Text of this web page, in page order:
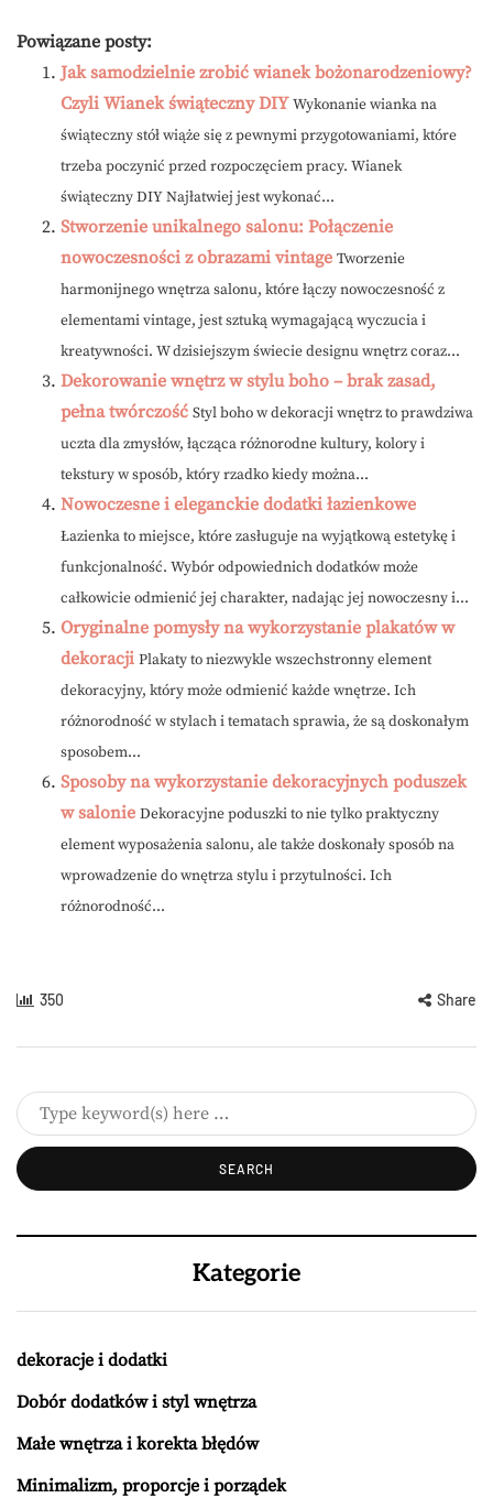
Powiązane posty:
Jak samodzielnie zrobić wianek bożonarodzeniowy?
Czyli Wianek świąteczny DIY Wykonanie wianka na
świąteczny stół wiąże się z pewnymi przygotowaniami, które
trzeba poczynić przed rozpoczęciem pracy. Wianek
świąteczny DIY Najłatwiej jest wykonać...
Stworzenie unikalnego salonu: Połączenie
nowoczesności z obrazami vintage Tworzenie
harmonijnego wnętrza salonu, które łączy nowoczesność z
elementami vintage, jest sztuką wymagającą wyczucia i
kreatywności. W dzisiejszym świecie designu wnętrz coraz...
Dekorowanie wnętrz w stylu boho – brak zasad,
pełna twórczość Styl boho w dekoracji wnętrz to prawdziwa
uczta dla zmysłów, łącząca różnorodne kultury, kolory i
tekstury w sposób, który rzadko kiedy można...
Nowoczesne i eleganckie dodatki łazienkowe
Łazienka to miejsce, które zasługuje na wyjątkową estetykę i
funkcjonalność. Wybór odpowiednich dodatków może
całkowicie odmienić jej charakter, nadając jej nowoczesny i...
Oryginalne pomysły na wykorzystanie plakatów w
dekoracji Plakaty to niezwykle wszechstronny element
dekoracyjny, który może odmienić każde wnętrze. Ich
różnorodność w stylach i tematach sprawia, że są doskonałym
sposobem...
Sposoby na wykorzystanie dekoracyjnych poduszek
w salonie Dekoracyjne poduszki to nie tylko praktyczny
element wyposażenia salonu, ale także doskonały sposób na
wprowadzenie do wnętrza stylu i przytulności. Ich
różnorodność...
350 Share
Kategorie
dekoracje i dodatki
Dobór dodatków i styl wnętrza
Małe wnętrza i korekta błędów
Minimalizm, proporcje i porządek